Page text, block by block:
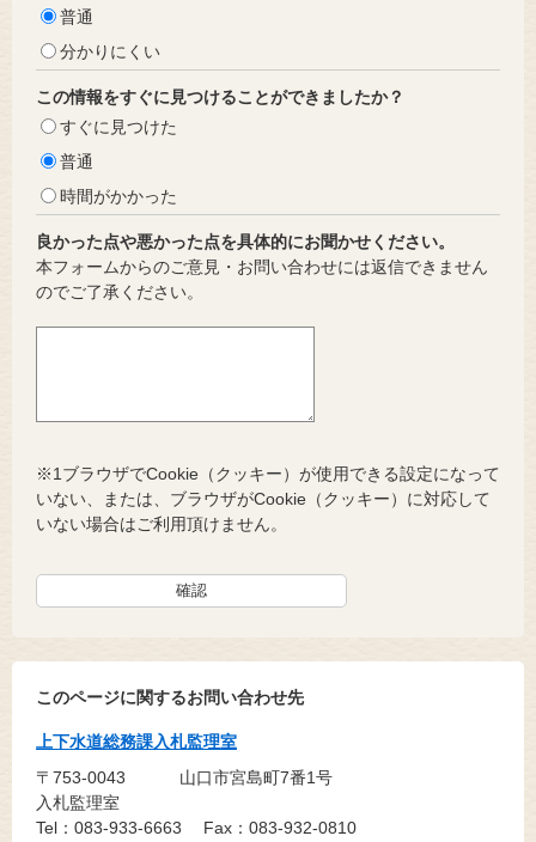
普通
分かりにくい
この情報をすぐに見つけることができましたか？
すぐに見つけた
普通
時間がかかった
良かった点や悪かった点を具体的にお聞かせください。
本フォームからのご意見・お問い合わせには返信できません
のでご了承ください。
※1ブラウザでCookie（クッキー）が使用できる設定になって
いない、または、ブラウザがCookie（クッキー）に対応して
いない場合はご利用頂けません。
このページに関するお問い合わせ先
上下水道総務課入札監理室
〒753-0043
山口市宮島町7番1号
入札監理室
Tel：083-933-6663
Fax：083-932-0810